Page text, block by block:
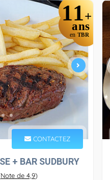
11+
ans
en TBR
CONTACTEZ
+ BAR SUDBURY
Note de 4,9)